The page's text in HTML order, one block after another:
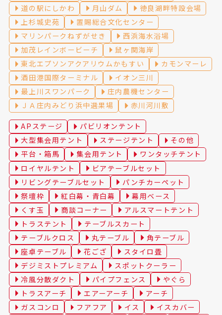
道の駅にしかわ
月山ダム
徳良湖畔特設会場
上杉城史苑
置賜総合文化センター
マリンパークねずがせき
西浜海水浴場
加茂レインボービーチ
鼠ヶ関海岸
東北エプソンアクアリウムかもすい
カモンマーレ
酒田港国際ターミナル
イオン三川
最上川スワンパーク
庄内農機センター
ＪＡ庄内みどり浜中選果場
赤川河川敷
APステージ
パビリオンテント
大型集会用テント
ステージテント
その他
平台・箱馬
集会用テント
ワンタッチテント
ロイヤルテント
ビアテーブルセット
リビングテーブルセット
パンチカーペット
祭壇枠
紅白幕・青白幕
幕用ベース
くす玉
商談コーナー
アルスマートテント
トラステント
テーブルスカート
テーブルクロス
丸テーブル
角テーブル
座卓テーブル
花ござ
スタイロ畳
デジミストプレミアム
スポットクーラー
冷風分散ダクト
パイプフェンス
やぐら
トラスアーチ
エアーアーチ
アーチ
ガスコンロ
フアフア イス
イスカバー